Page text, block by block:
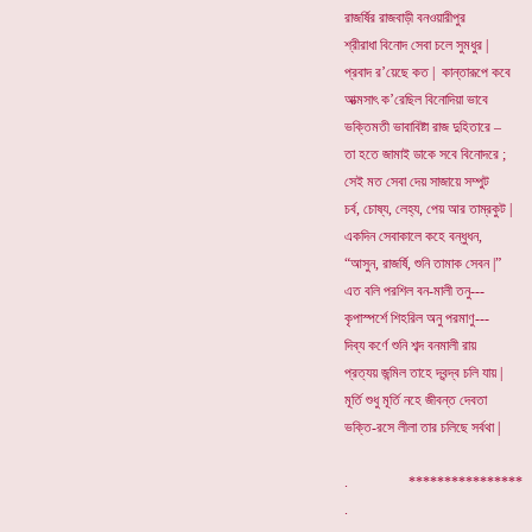
রাজর্ষির রাজবাড়ী বনওয়ারীপুর
শ্রীরাধা বিনোদ সেবা চলে সুমধুর |
প্রবাদ র’য়েছে কত | কান্তারূপে কবে
আত্মসাৎ ক’রেছিল বিনোদিয়া ভাবে
ভক্তিমতী ভাবাবিষ্টা রাজ দুহিতারে –
তা হতে জামাই ডাকে সবে বিনোদরে ;
সেই মত সেবা দেয় সাজায়ে সম্পুট
চর্ব, চোষ্য, লেহ্য, পেয় আর তাম্রকুট |
একদিন সেবাকালে কহে বন্ধুধন,
“আসুন, রাজর্ষি, শুনি তামাক সেবন |”
এত বলি পরশিল বন-মালী তনু---
কৃপাস্পর্শে শিহরিল অনু পরমাণু---
দিব্য কর্ণে শুনি শব্দ বনমালী রায়
প্রত্যয় জন্মিল তাহে দ্বন্দ্ব চলি যায় |
মূর্তি শুধু মূর্তি নহে জীবন্ত দেবতা
ভক্তি-রসে লীলা তার চলিছে সর্বথা |
.